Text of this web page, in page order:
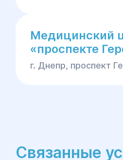
Медицинский
«проспекте
г. Днепр, проспект
Связанные